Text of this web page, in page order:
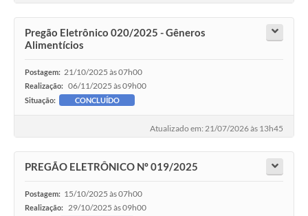
Pregão Eletrônico 020/2025 - Gêneros
Alimentícios
Postagem: 21/10/2025 às 07h00
Realização: 06/11/2025 às 09h00
Situação: CONCLUÍDO
Atualizado em: 21/07/2026 às 13h45
PREGÃO ELETRÔNICO Nº 019/2025
Postagem: 15/10/2025 às 07h00
Realização: 29/10/2025 às 09h00